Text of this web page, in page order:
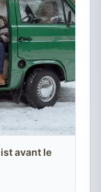
avant le